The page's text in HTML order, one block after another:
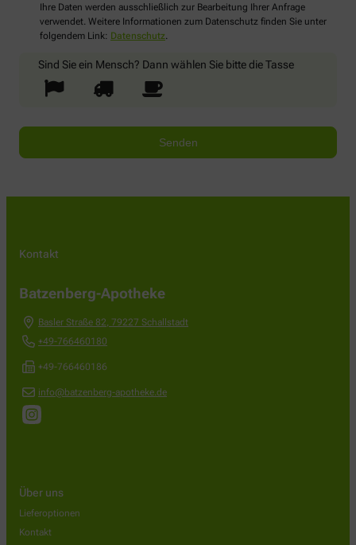
Ihre Daten werden ausschließlich zur Bearbeitung Ihrer Anfrage
verwendet. Weitere Informationen zum Datenschutz finden Sie unter
folgendem Link: Datenschutz.
Sind Sie ein Mensch? Dann wählen Sie bittedie Tasse
Kontakt
Batzenberg-Apotheke
Basler Straße 82, 79227 Schallstadt
+49-766460180
+49-766460186
info@batzenberg-apotheke.de
Über uns
Lieferoptionen
Kontakt